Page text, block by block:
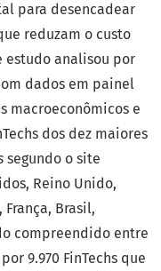
para desencadear
reduzam o custo
estudo analisou por
dados em painel
macroeconômicos e
dos dez maiores
segundo o site
Reino Unido,
Brasil,
compreendido entre
9.970 FinTechs que